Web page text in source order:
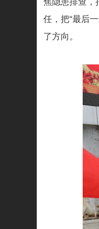
任，把“最后
了方向。